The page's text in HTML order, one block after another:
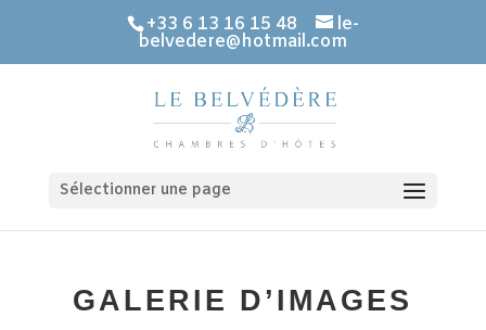
+33 6 13 16 15 48 le-
belvedere@hotmail.com
Sélectionner une page
GALERIE D’IMAGES